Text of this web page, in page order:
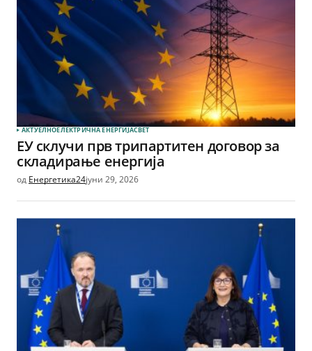
АКТУЕЛНОЕЛЕКТРИЧНА ЕНЕРГИЈАСВЕТ
ЕУ склучи прв трипартитен договор за
складирање енергија
од Енергетика24јуни 29, 2026